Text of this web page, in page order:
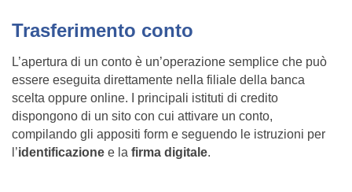
Trasferimento conto
L’apertura di un conto è un’operazione semplice che può
essere eseguita direttamente nella filiale della banca
scelta oppure online. I principali istituti di credito
dispongono di un sito con cui attivare un conto,
compilando gli appositi form e seguendo le istruzioni per
l’identificazione e la firma digitale.